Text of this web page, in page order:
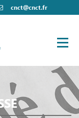
cnct@cnct.fr